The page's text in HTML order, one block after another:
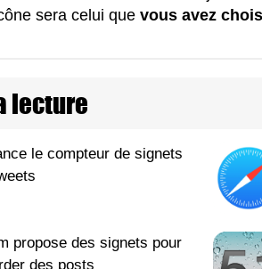
sera celui quevous avez
lecture
le compteur de signets
propose des signets pour
des posts